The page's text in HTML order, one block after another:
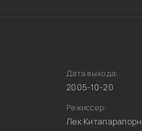
Дата выхода:
2005-10-20
Режиссер:
Лек Китапарапорн